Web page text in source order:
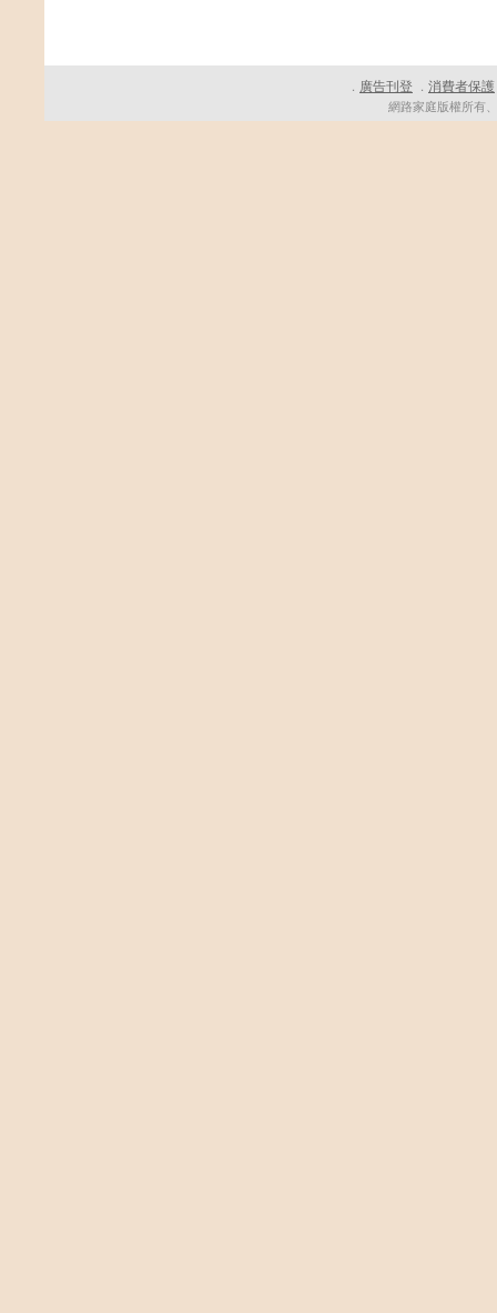
． 廣告刊登 ． 消費者保護
網路家庭版權所有